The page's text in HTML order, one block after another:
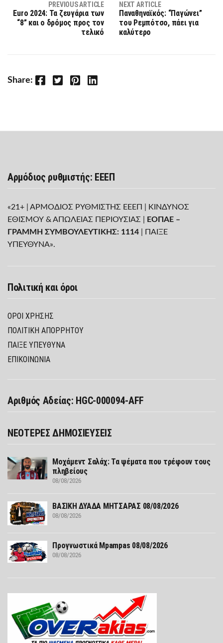
PREVIOUS ARTICLE
Euro 2024: Τα ζευγάρια των
“8” και ο δρόμος προς τον
τελικό
NEXT ARTICLE
Παναθηναϊκός: “Παγώνει”
του Ρεμπότσο, πάει για
καλύτερο
Share: Facebook Twitter Pinterest LinkedIn
Αρμόδιος ρυθμιστής: ΕΕΕΠ
«21+ | ΑΡΜΟΔΙΟΣ ΡΥΘΜΙΣΤΗΣ ΕΕΕΠ | ΚΙΝΔΥΝΟΣ
ΕΘΙΣΜΟΥ & ΑΠΩΛΕΙΑΣ ΠΕΡΙΟΥΣΙΑΣ |
ΕΟΠΑΕ –
ΓΡΑΜΜΗ ΣΥΜΒΟΥΛΕΥΤΙΚΗΣ: 1114 | ΠΑΙΞΕ
ΥΠΕΥΘΥΝΑ».
Πολιτική και όροι
ΌΡΟΙ ΧΡΉΣΗΣ
ΠΟΛΙΤΙΚΉ ΑΠΟΡΡΉΤΟΥ
ΠΑΊΞΕ ΥΠΕΎΘΥΝΑ
ΕΠΙΚΟΙΝΩΝΙΑ
Αριθμός Αδείας: HGC-000094-AFF
ΝΕΟΤΕΡΕΣ ΔΗΜΟΣΙΕΥΣΕΙΣ
Μοχάμεντ Σαλάχ: Τα ψέματα που τρέφουν τους
πληβείους
08/08/2026
ΒΑΣΙΚΗ ΔΥΑΔΑ ΜΗΤΣΑΡΑΣ 08/08/2026
08/08/2026
Προγνωστικά Mpampas 08/08/2026
08/08/2026